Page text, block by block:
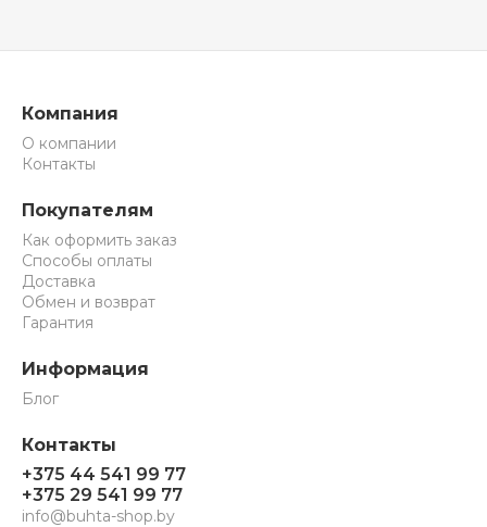
Компания
О компании
Контакты
Покупателям
Как оформить заказ
Способы оплаты
Доставка
Обмен и возврат
Гарантия
Информация
Блог
Контакты
+375 44 541 99 77
+375 29 541 99 77
info@buhta-shop.by